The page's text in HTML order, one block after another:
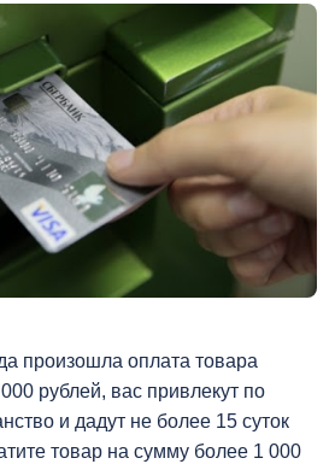
произошла оплата товара
рублей, вас привлекут по
и дадут не более 15 суток
товар на сумму более 1 000